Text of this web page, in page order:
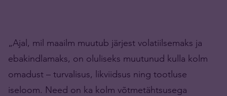
„Ajal, mil maailm muutub järjest volatiilsemaks ja
ebakindlamaks, on oluliseks muutunud kulla kolm
omadust – turvalisus, likviidsus ning tootluse
iseloom. Need on ka kolm võtmetähtsusega